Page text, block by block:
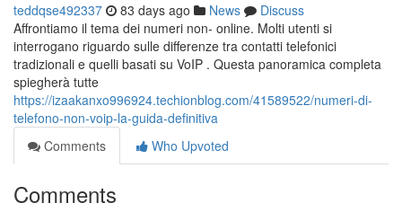
teddqse492337 83 days ago News
Discuss
Affrontiamo il tema dei numeri non- online. Molti utenti si
interrogano riguardo sulle differenze tra contatti telefonici
tradizionali e quelli basati su VoIP . Questa panoramica completa
spiegherà tutte
https://izaakanxo996924.techionblog.com/41589522/numeri-di-
telefono-non-voip-la-guida-definitiva
Comments
Who Upvoted
Comments